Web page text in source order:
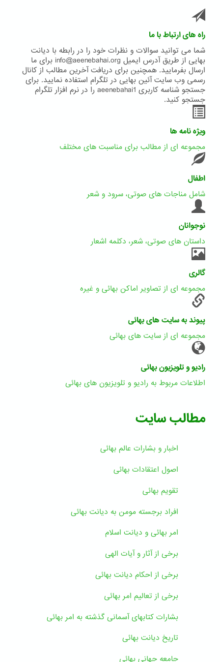
راه های ارتباط با ما
شما می توانید سوالات و نظرات خود را در رابطه با دیانت
بهایی از طریق آدرس ایمیل info@aeenebahai.org برای ما
ارسال بفرمایید. همچنین برای دریافت آخرین مطالب از کانال
رسمی وب سایت آئین بهایی در تلگرام استفاده نمایید. برای
جستجو شناسه کاربری aeenebahai1 را در نرم افزار تلگرام
جستجو کنید.
ویژه نامه ها
مجموعه ای از مطالب برای مناسبت های مختلف
اطفال
شامل مناجات های صوتی، سرود و شعر
نوجوانان
داستان های صوتی، شعر، دکلمه اشعار
گالری
مجموعه ای از تصاویر اماکن بهائی و غیره
پیوند به سایت های بهائی
مجموعه ای از سایت های بهائی
رادیو و تلویزیون بهائی
اطلاعات مربوط به رادیو و تلویزیون های بهائی
مطالب سایت
اخبار و بشارات عالم بهائى
اصول اعتقادات بهائی
تقویم بهائی
افراد برجسته مومن به دیانت بهائی
امر بهائی و دیانت اسلام
برخی از آثار و آیات الهی
برخی از احکام دیانت بهائی
برخی از تعالیم امر بهائی
بشارات کتابهای آسمانی گذشته به امر بهائی
تاریخ دیانت بهائی
جامعه جهانی بهائی